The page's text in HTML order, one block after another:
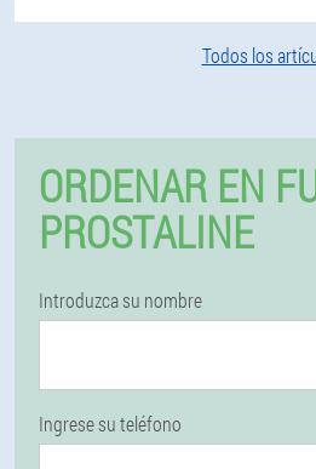
Todos los
ORDENAR EN
PROSTALINE
Introduzca su nombre
Ingrese su teléfono